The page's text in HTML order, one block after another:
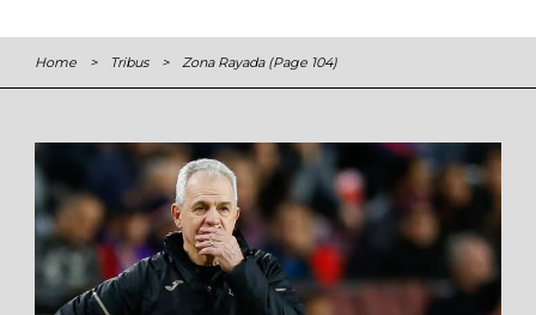
Home > Tribus > Zona Rayada(Page 104)